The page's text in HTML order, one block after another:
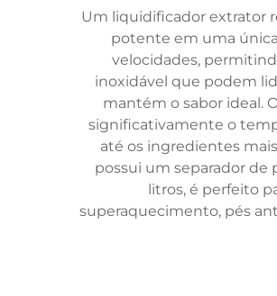
Um liquidificador extrator
potente em uma
velocidades,
inoxidável que podem
mantém o sabor ideal.
significativamente o
até os ingredientes
possui um separador de
litros, é perfeito
superaquecimento, pés